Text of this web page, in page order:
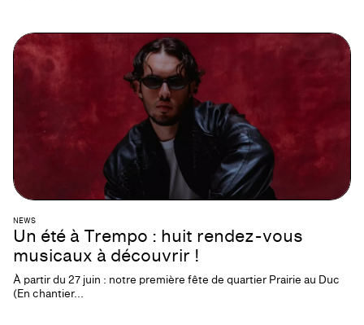
NEWS
Un été à Trempo : huit rendez-vous
musicaux à découvrir !
À partir du 27 juin : notre première fête de quartier Prairie au Duc
(En chantier...